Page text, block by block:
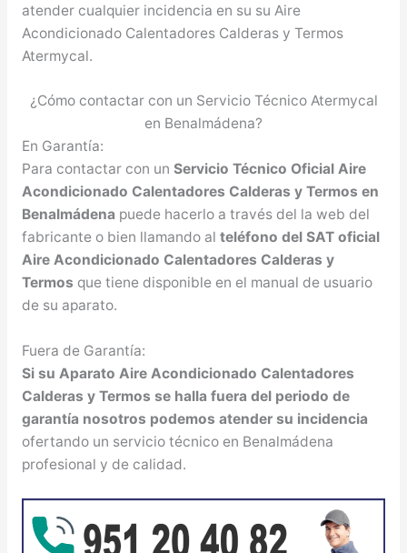
atender cualquier incidencia en su su Aire
Acondicionado Calentadores Calderas y Termos
Atermycal.
¿Cómo contactar con un Servicio Técnico Atermycal
en Benalmádena?
En Garantía:
Para contactar con un Servicio Técnico Oficial Aire
Acondicionado Calentadores Calderas y Termos en
Benalmádena puede hacerlo a través del la web del
fabricante o bien llamando al teléfono del SAT oficial
Aire Acondicionado Calentadores Calderas y
Termos que tiene disponible en el manual de usuario
de su aparato.
Fuera de Garantía:
Si su Aparato Aire Acondicionado Calentadores
Calderas y Termos se halla fuera del periodo de
garantía nosotros podemos atender su incidencia
ofertando un servicio técnico en Benalmádena
profesional y de calidad.